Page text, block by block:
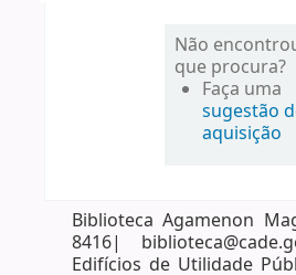
Não
que procura?
Faça uma
sugestão
aquisição
Biblioteca Agamenon
8416|
Edifícios de Utilidade